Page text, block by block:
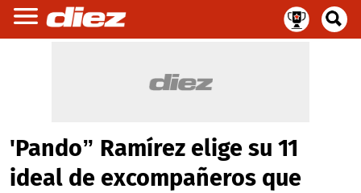
'Pando” Ramírez elige su 11
ideal de excompañeros que